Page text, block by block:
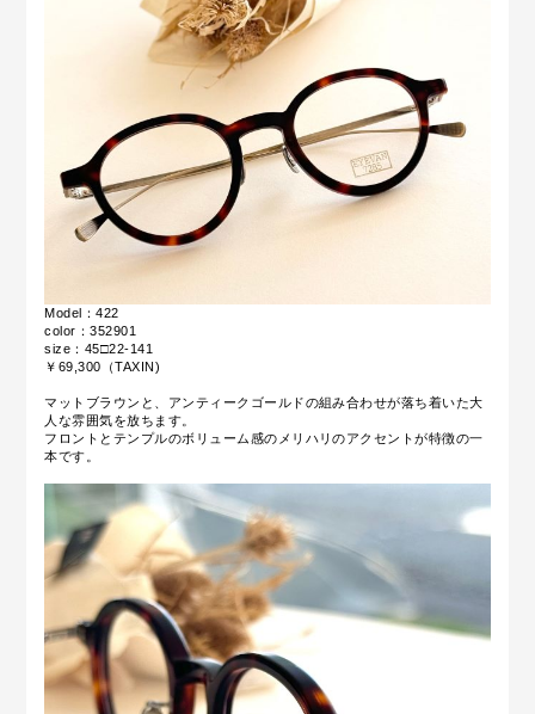
Model：422
color：352901
size：45□22-141
￥69,300（TAXIN)
マットブラウンと、アンティークゴールドの組み合わせが落ち着いた大
人な雰囲気を放ちます。
フロントとテンプルのボリューム感のメリハリのアクセントが特徴の一
本です。